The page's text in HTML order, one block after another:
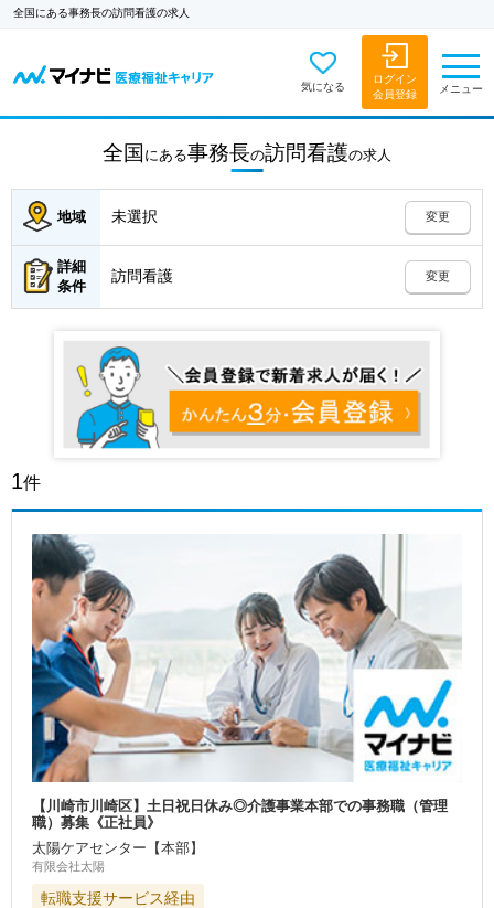
全国にある事務長の訪問看護の求人
気になる
ログイン
会員登録
メニュー
全国 にある事務長の訪問看護の求人
地域 未選択 変更
詳細
条件
訪問看護 変更
1件
【川崎市川崎区】土日祝日休み◎介護事業本部での事務職（管理
職）募集《正社員》
太陽ケアセンター【本部】
有限会社太陽
転職支援サービス経由